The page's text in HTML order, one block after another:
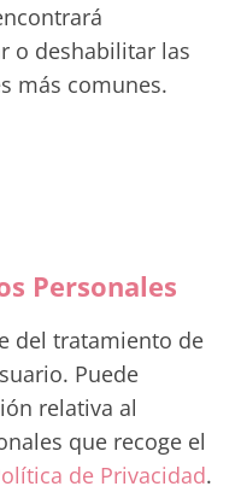
o deshabilitar las
más comunes.
Personales
del tratamiento de
Puede
relativa al
que recoge el
de Privacidad.